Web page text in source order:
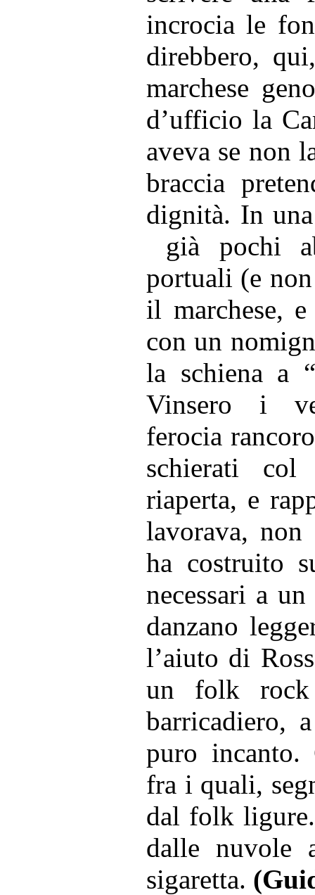
incrocia le
direbbero,
marchese
d’ufficio la
aveva se non
braccia
dignità. In
già pochi
portuali (e
il marchese,
con un
la schiena a
Vinsero i
ferocia
schierati col
riaperta, e
lavorava, non
ha costruito
necessari a
danzano
l’aiuto di
un folk
barricadiero,
puro incanto.
fra i quali,
dal folk
dalle nuvole
sigaretta.